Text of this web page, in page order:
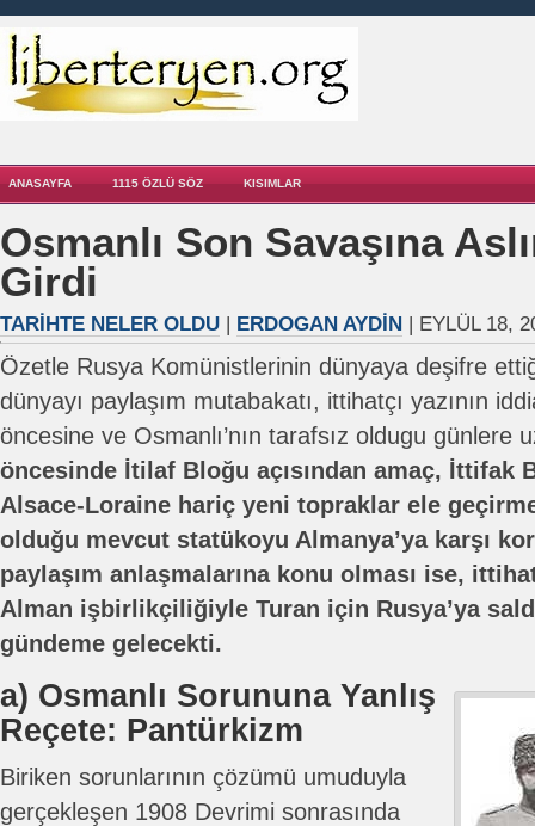
ANASAYFA 1115 ÖZLÜ SÖZ KISIMLAR
Osmanlı Son Savaşına
Girdi
TARIHTE NELER OLDU | ERDOGAN AYDIN | EYLÜL 18,
Özetle Rusya Komünistlerinin dünyaya deşifre
dünyayı paylaşım mutabakatı, ittihatçı yazının
öncesine ve Osmanlı’nın tarafsız oldugu günlere
öncesinde İtilaf Bloğu açısından amaç, İttifak
Alsace-Loraine hariç yeni topraklar ele
olduğu mevcut statükoyu Almanya’ya karşı
paylaşım anlaşmalarına konu olması ise,
Alman işbirlikçiliğiyle Turan için Rusya’ya
gündeme gelecekti.
a) Osmanlı Sorununa Yanlış
Reçete: Pantürkizm
Biriken sorunlarının çözümü umuduyla
gerçekleşen 1908 Devrimi sonrasında